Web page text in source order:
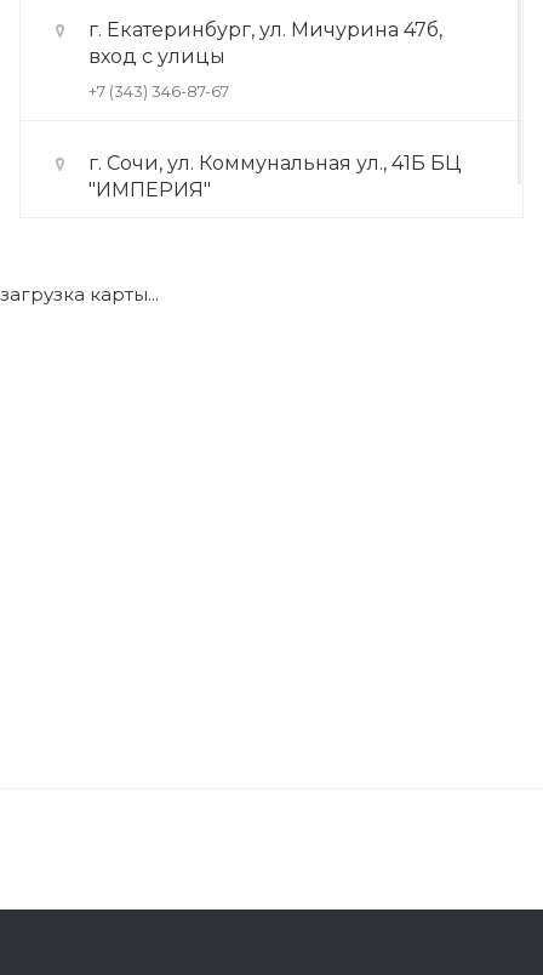
г. Екатеринбург, ул. Мичурина 47б,
вход с улицы
+7 (343) 346-87-67
г. Сочи, ул. Коммунальная ул., 41Б БЦ
"ИМПЕРИЯ"
загрузка карты...